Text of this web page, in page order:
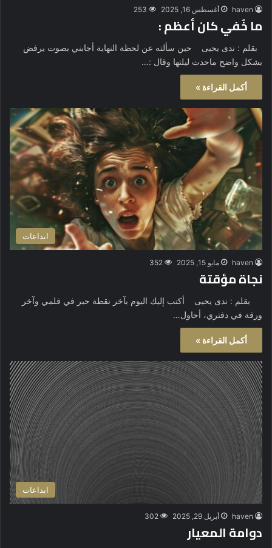
haven أغسطس 16, 2025 253
ما خُفي كان أعظم :
بقلم : ندى يحيى حين سألته عن لحظة النهاية أجابني بصوت يرفض
بشكل واضح ماحدث ليلتها وقال :…
أكمل القراءة »
ابداعات
haven مايو 15, 2025 352
نجاة مؤقتة
بقلم : ندى يحيى أكتب إليك اليوم بآخر نقطة حبر في قلمي وآخر
ورقة في دفتري، أحاول…
أكمل القراءة »
ابداعات
haven أبريل 29, 2025 302
دوامة المعيار